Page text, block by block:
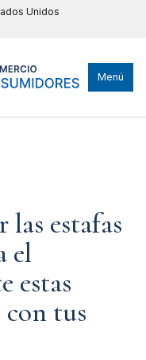
Unidos
Menú
estafas
el
estas
con tus